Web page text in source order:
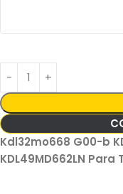
Kdl32mo668 G00-b
KDL49MD662LN Para